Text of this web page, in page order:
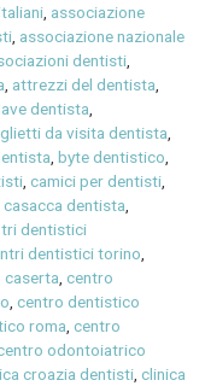
, associazione
, associazione nazionale
dentisti,
, attrezzi del dentista,
dentista,
da visita dentista,
,byte dentistico,
,camici per dentisti,
casacca dentista,
dentistici
dentistici torino,
caserta,centro
,centro dentistico
roma,centro
odontoiatrico
croazia dentisti,clinica